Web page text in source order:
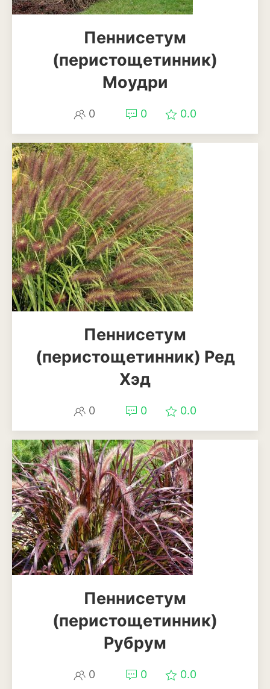
Брокколи
Брюссельская капуста
Капуста кольраби
Картофель
Листовая капуста
Лук
Морковь
Огурцы
Патиссоны
Пекинская и китайская
капуста
Салат
Свекла
Сельдерей
Томат
Тыква
Цветная капуста
Пеннисетум
(перистощетинник)
Моудри
0 0 0.0
Пеннисетум
(перистощетинник) Ред
Хэд
0 0 0.0
Пеннисетум
(перистощетинник)
Рубрум
0 0 0.0